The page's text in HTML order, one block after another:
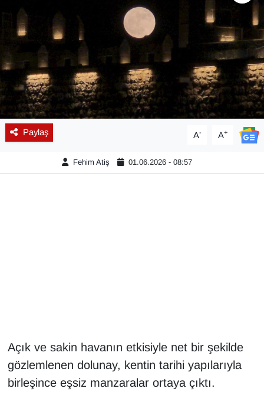
Paylaş A- A+
Fehim Atiş 01.06.2026 - 08:57
Açık ve sakin havanın etkisiyle net bir şekilde
gözlemlenen dolunay, kentin tarihi yapılarıyla
birleşince eşsiz manzaralar ortaya çıktı.
Diğer
DÜNYA
EĞİTİM
EKONOMİ
Emlak
HABERDE İNSAN
İngilizce